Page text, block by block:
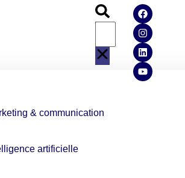
& communication
artificielle